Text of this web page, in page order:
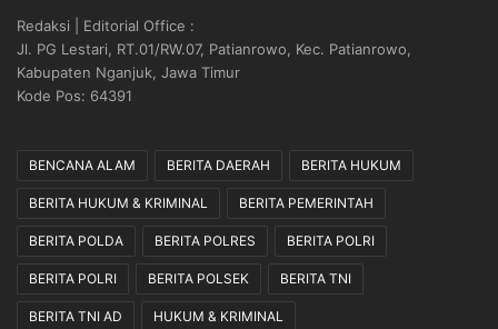
Redaksi | Editorial Office :
Jl. PG Lestari, RT.01/RW.07, Patianrowo, Kec. Patianrowo,
Kabupaten Nganjuk, Jawa Timur
Kode Pos: 64391
BENCANA ALAM BERITA DAERAH BERITA HUKUM
BERITA HUKUM & KRIMINAL BERITA PEMERINTAH
BERITA POLDA BERITA POLRES BERITA POLRI
BERITA POLRI BERITA POLSEK BERITA TNI
BERITA TNI AD HUKUM & KRIMINAL